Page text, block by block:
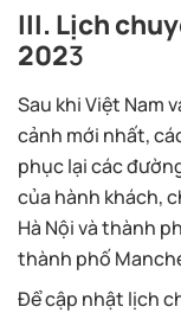
III. Lịch
2023
Sau khi Việt Nam
cảnh mới nhất,
phục lại các
của hành khách,
Hà Nội và thành
thành phố
Để cập nhật lịch